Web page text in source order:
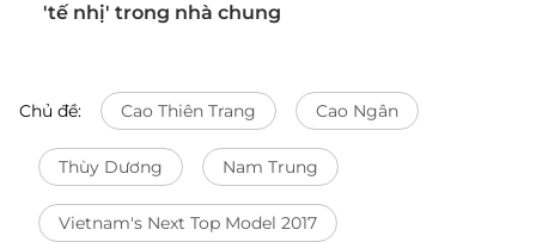
'tế nhị' trong nhà chung
Chủ đề: Cao Thiên Trang Cao Ngân
Thùy Dương Nam Trung
Vietnam's Next Top Model 2017